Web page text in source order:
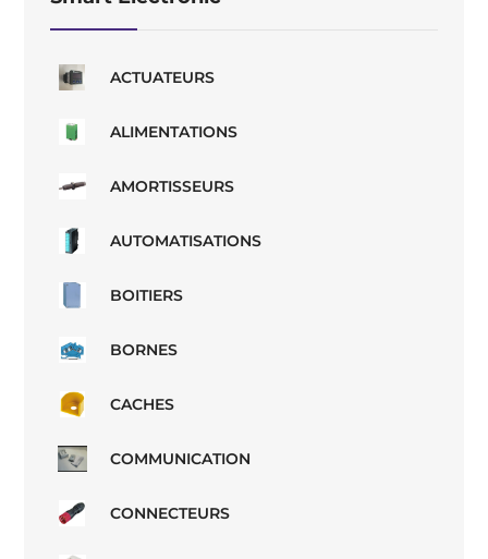
ACTUATEURS
ALIMENTATIONS
AMORTISSEURS
AUTOMATISATIONS
BOITIERS
BORNES
CACHES
COMMUNICATION
CONNECTEURS